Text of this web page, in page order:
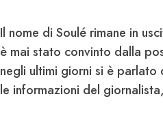
Il nome di Soulé rimane in
è mai stato convinto dalla
negli ultimi giorni si è parlato
le informazioni del